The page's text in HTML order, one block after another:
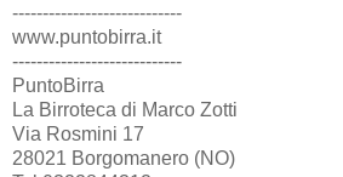
----------------------------
www.puntobirra.it
----------------------------
PuntoBirra
La Birroteca di Marco Zotti
Via Rosmini 17
28021 Borgomanero (NO)